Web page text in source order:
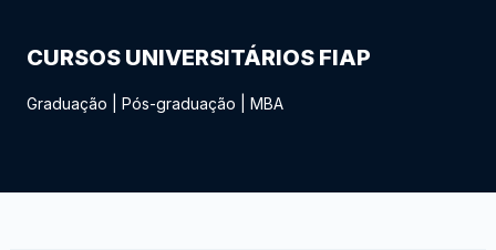
CURSOS UNIVERSITÁRIOS FIAP
Graduação Pós-graduação MBA